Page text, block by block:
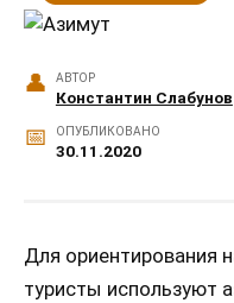
АВТОР
Константин Слабунов
ОПУБЛИКОВАНО
30.11.2020
Для ориентирования
туристы используют